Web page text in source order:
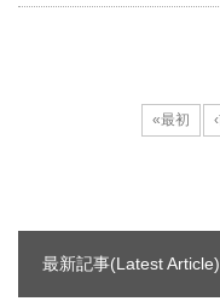
最新記事(Latest Article)